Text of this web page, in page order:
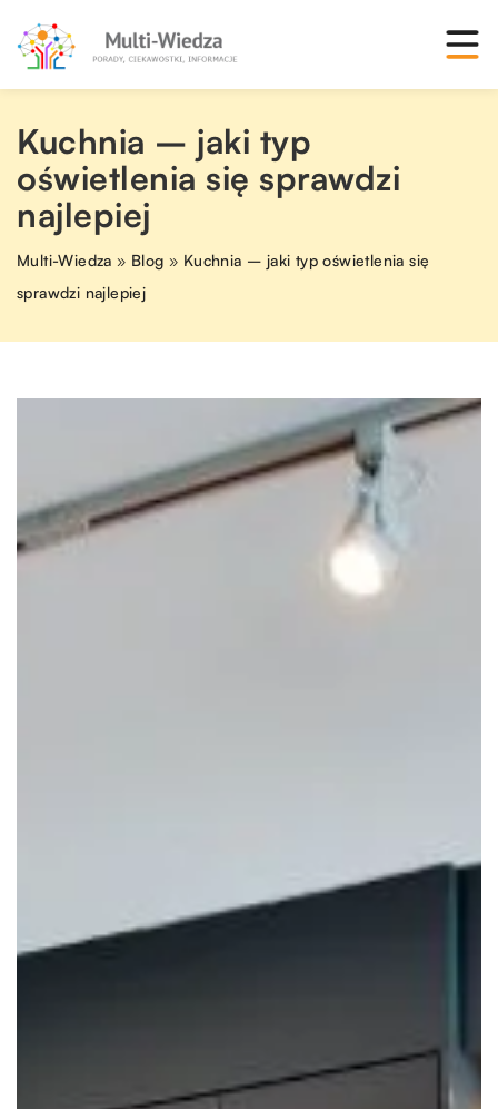
Kuchnia – jaki typ
oświetlenia się sprawdzi
najlepiej
Multi-Wiedza » Blog » Kuchnia – jaki typ oświetlenia się
sprawdzi najlepiej